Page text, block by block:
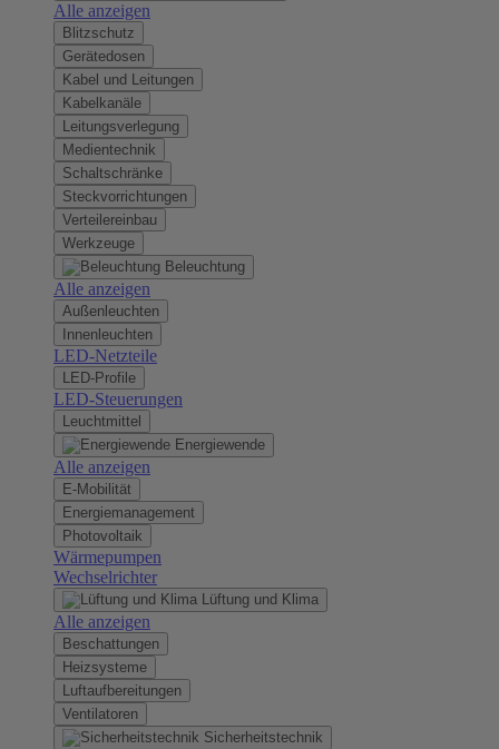
Alle anzeigen
Blitzschutz
Gerätedosen
Kabel und Leitungen
Kabelkanäle
Leitungsverlegung
Medientechnik
Schaltschränke
Steckvorrichtungen
Verteilereinbau
Werkzeuge
Beleuchtung
Alle anzeigen
Außenleuchten
Innenleuchten
LED-Netzteile
LED-Profile
LED-Steuerungen
Leuchtmittel
Energiewende
Alle anzeigen
E-Mobilität
Energiemanagement
Photovoltaik
Wärmepumpen
Wechselrichter
Lüftung und Klima
Alle anzeigen
Beschattungen
Heizsysteme
Luftaufbereitungen
Ventilatoren
Sicherheitstechnik